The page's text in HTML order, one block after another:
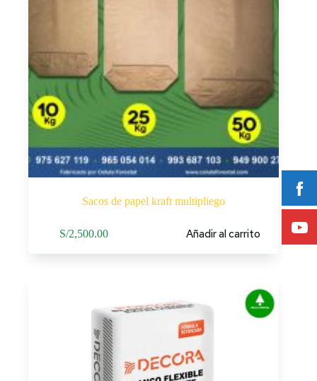
Sacos de papel kraft multipliego
S/2,500.00 Añadir al carrito